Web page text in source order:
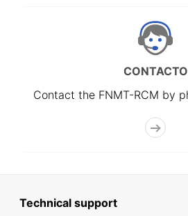
CONTACTO
Contact the FNMT-RCM by
Technical support